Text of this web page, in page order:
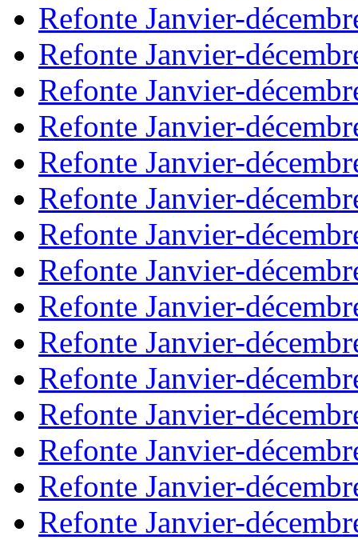
Refonte Janvier-
Refonte Janvier-
Refonte Janvier-
Refonte Janvier-
Refonte Janvier-
Refonte Janvier-
Refonte Janvier-
Refonte Janvier-
Refonte Janvier-
Refonte Janvier-
Refonte Janvier-
Refonte Janvier-
Refonte Janvier-
Refonte Janvier-
Refonte Janvier-